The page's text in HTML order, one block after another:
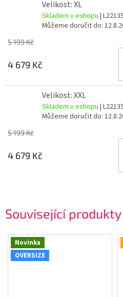
Související produkty
Novinka
OVERSIZE
Velikost: XL
Skladem v eshopu |
Můžeme doručit do:
5 199 Kč
4 679 Kč
Velikost: XXL
Skladem v eshopu |
Můžeme doručit do:
5 199 Kč
4 679 Kč